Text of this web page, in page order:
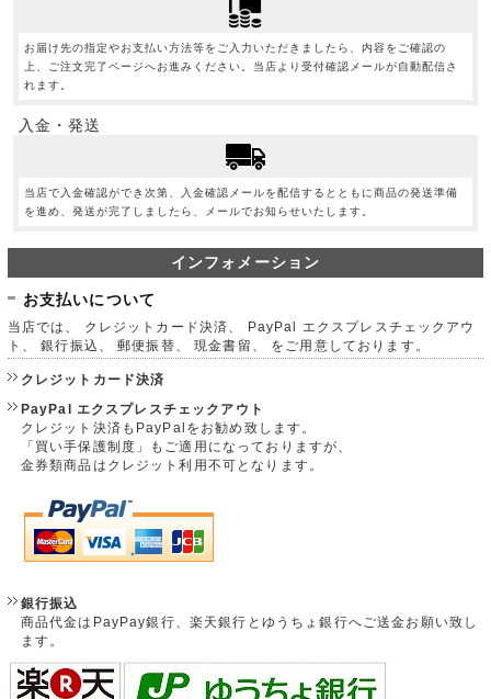
お届け先の指定やお支払い方法等をご入力いただきましたら、内容をご確認の
上、ご注文完了ページへお進みください。当店より受付確認メールが自動配信さ
れます。
入金・発送
当店で入金確認ができ次第、入金確認メールを配信するとともに商品の発送準備
を進め、発送が完了しましたら、メールでお知らせいたします。
インフォメーション
お支払いについて
当店では、 クレジットカード決済、 PayPal エクスプレスチェックアウ
ト、 銀行振込、 郵便振替、 現金書留、 をご用意しております。
クレジットカード決済
PayPal エクスプレスチェックアウト
クレジット決済もPayPalをお勧め致します。
「買い手保護制度」もご適用になっておりますが、
金券類商品はクレジット利用不可となります。
銀行振込
商品代金はPayPay銀行、楽天銀行とゆうちょ銀行へご送金お願い致し
ます。